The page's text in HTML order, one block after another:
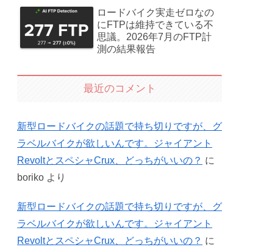
た
ロードバイク実走ゼロなの
にFTPは維持できている不
思議。2026年7月のFTP計
測の結果報告
最近のコメント
新型ロードバイクの話題で持ち切りですが、グ
ラベルバイクが欲しいんです。ジャイアント
RevoltとスペシャCrux、どっちがいいの？ に
boriko より
新型ロードバイクの話題で持ち切りですが、グ
ラベルバイクが欲しいんです。ジャイアント
RevoltとスペシャCrux、どっちがいいの？ に